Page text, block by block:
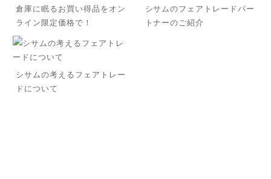
倉庫に眠るお買い得品をオン
ライン限定価格で！
シサムのフェアトレードパー
トナーのご紹介
シサムの考えるフェアトレー
ドについて